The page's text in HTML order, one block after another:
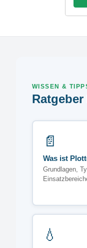
WISSEN &
📄
Was ist
Grundlagen,
💧